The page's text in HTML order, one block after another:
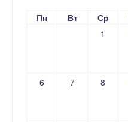
Пн Вт Ср
1
6 7 8